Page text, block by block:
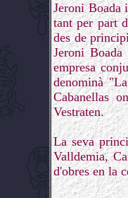
Jeroni Boada
tant per part
des de
Jeroni
empresa
denominà
Cabanellas
Vestraten.
La seva
Valldemia,
d'obres en la